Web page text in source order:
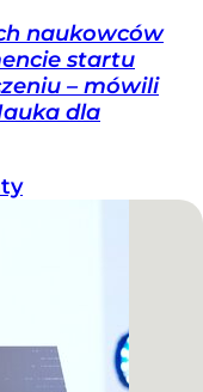
naukowców
startu
– mówili
dla